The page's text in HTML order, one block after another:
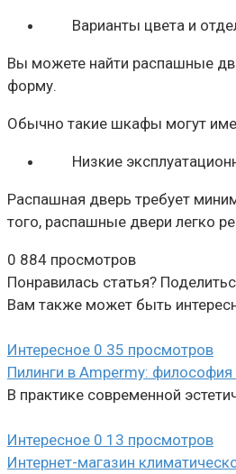
Варианты цвета и
Вы можете найти распашные
форму.
Обычно такие шкафы могут
Низкие
Распашная дверь требует
того, распашные двери легко
0 884 просмотров
Понравилась статья?
Вам также может быть
Интересное 0 35 просмотров
Пилинги в Ampermy:
В практике современной
Интересное 0 13 просмотров
Интернет-магазин